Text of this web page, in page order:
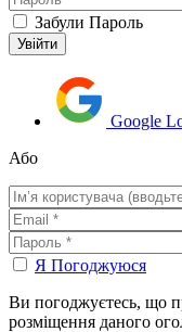
Забули Пароль
Google
Або
Я Погоджуюся
Ви погоджуєтесь, що
розміщення даного